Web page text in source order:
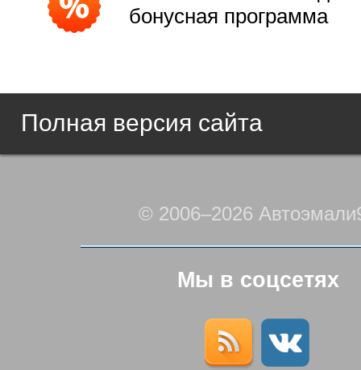
бонусная программа
Полная версия сайта
© 2006–2026
Мы в соцсетях